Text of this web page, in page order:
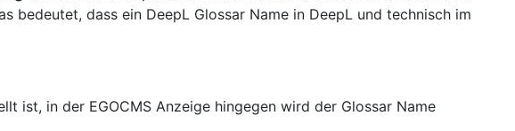
bedeutet, dass ein DeepL Glossar Name in DeepL und technisch im
ist, in der EGOCMS Anzeige hingegen wird der Glossar Name